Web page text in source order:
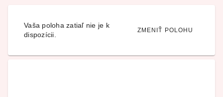
Vaša poloha zatiaľ nie je k
dispozícii.
ZMENIŤ POLOHU